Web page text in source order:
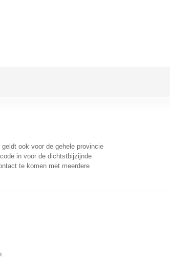
geldt ook voor de gehele provincie
in voor de dichtstbijzijnde
te komen met meerdere